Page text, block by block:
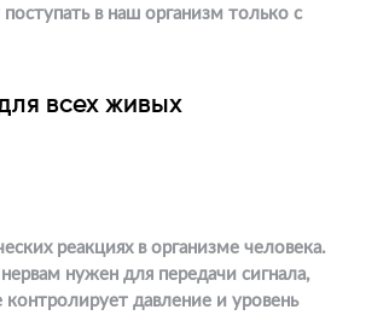
в наш организм только с
всех живых
реакциях в организме человека.
нужен для передачи сигнала,
давление и уровень